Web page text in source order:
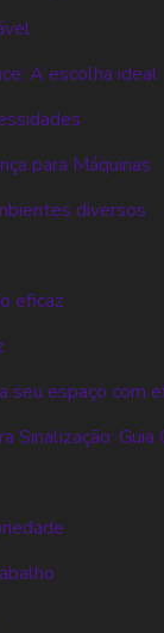
A escolha ideal
para Máquinas
diversos
eficaz
seu espaço com
Sinalização: Guia